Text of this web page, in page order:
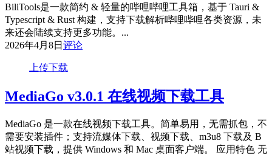
BiliTools是一款简约 & 轻量的哔哩哔哩工具箱，基于 Tauri &
Typescript & Rust 构建，支持下载解析哔哩哔哩各类资源，未
来还会陆续支持更多功能。...
2026年4月8日 评论
上传下载
MediaGo v3.0.1 在线视频下载工具
MediaGo 是一款在线视频下载工具。简单易用，无需抓包，不
需要安装插件；支持流媒体下载、视频下载、m3u8 下载及 B
站视频下载，提供 Windows 和 Mac 桌面客户端。 应用特色 无